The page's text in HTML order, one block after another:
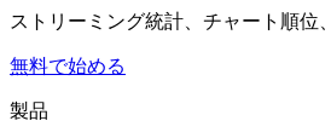
ストリーミング統計、チャート順位
無料で始める
製品